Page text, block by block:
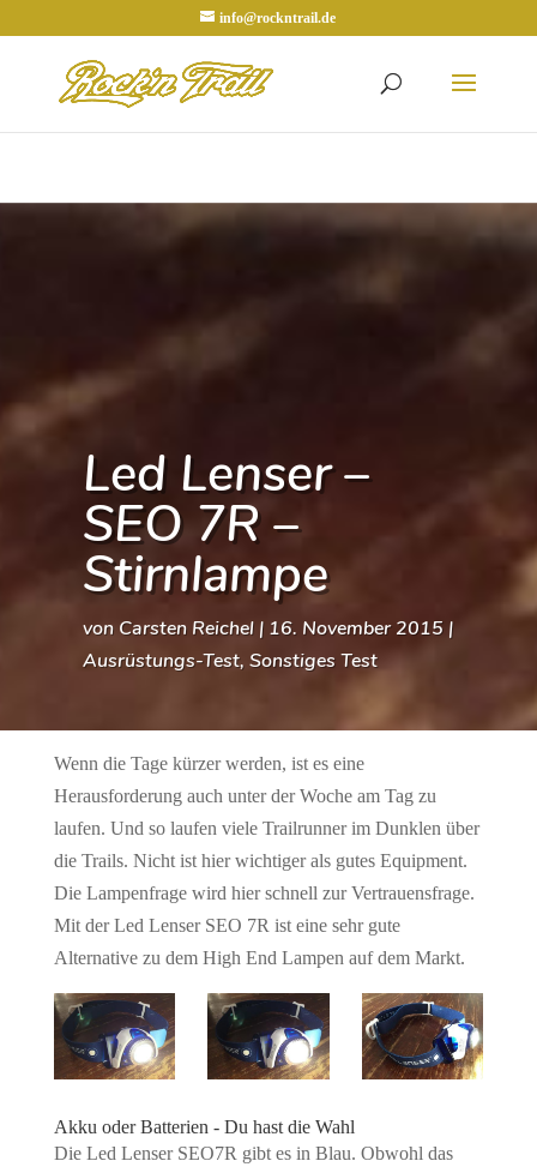
info@rockntrail.de
Led Lenser –
SEO 7R –
Stirnlampe
von Carsten Reichel| 16. November 2015|
Ausrüstungs-Test,Sonstiges Test
Wenn die Tage kürzer werden, ist es eine
Herausforderung auch unter der Woche am Tag zu
laufen. Und so laufen viele Trailrunner im Dunklen über
die Trails. Nicht ist hier wichtiger als gutes Equipment.
Die Lampenfrage wird hier schnell zur Vertrauensfrage.
Mit der Led Lenser SEO 7R ist eine sehr gute
Alternative zu dem High End Lampen auf dem Markt.
Akku oder Batterien - Du hast die Wahl
Die Led Lenser SEO7R gibt es in Blau. Obwohl das